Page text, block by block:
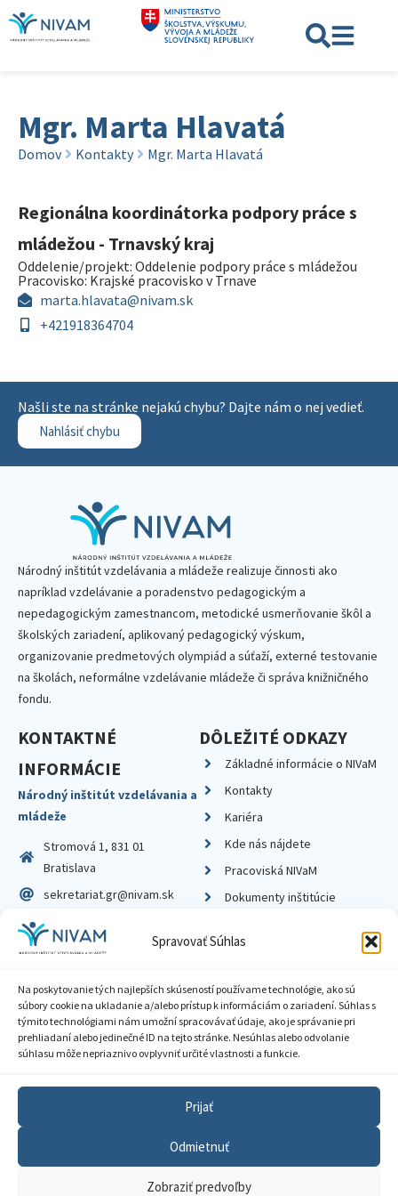
Spravovať Súhlas
Na poskytovanie tých najlepších skúseností používame technológie, ako sú
súbory cookie na ukladanie a/alebo prístup k informáciám o zariadení. Súhlas s
týmito technológiami nám umožní spracovávať údaje, ako je správanie pri
prehliadaní alebo jedinečné ID na tejto stránke. Nesúhlas alebo odvolanie
súhlasu môže nepriaznivo ovplyvniť určité vlastnosti a funkcie.
Prijať
Odmietnuť
Zobraziť predvoľby
Mgr. Marta Hlavatá
Domov Kontakty Mgr. Marta Hlavatá
Regionálna koordinátorka podpory práce s
mládežou - Trnavský kraj
Oddelenie/projekt: Oddelenie podpory práce s mládežou
Pracovisko: Krajské pracovisko v Trnave
marta.hlavata@nivam.sk
+421918364704
Našli ste na stránke nejakú chybu? Dajte nám o nej vedieť.
Nahlásiť chybu
Národný inštitút vzdelávania a mládeže realizuje činnosti ako
napríklad vzdelávanie a poradenstvo pedagogickým a
nepedagogickým zamestnancom, metodické usmerňovanie škôl a
školských zariadení, aplikovaný pedagogický výskum,
organizovanie predmetových olympiád a súťaží, externé testovanie
na školách, neformálne vzdelávanie mládeže či správa knižničného
fondu.
KONTAKTNÉ
INFORMÁCIE
Národný inštitút vzdelávania a
mládeže
Stromová 1, 831 01
Bratislava
sekretariat.gr@nivam.sk
IČO: 00164348
DIČ: 2020798714
DÔLEŽITÉ ODKAZY
Základné informácie o NIVaM
Kontakty
Kariéra
Kde nás nájdete
Pracoviská NIVaM
Dokumenty inštitúcie
Zásady ochrany súkromia
Sprístupnenie informácií